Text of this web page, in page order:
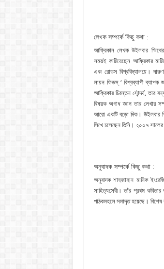
লেখক সম্পর্কে কিছু কথা :
আফ্রিকান লেখকউইলবার স্মিথের
সময়ই কাটিয়েছেন আফ্রিকার
এবং রােডস বিশ্ববিদ্যালয়ে।
লায়ন ফিডস্ ‘ বিশ্বব্যাপী
আফ্রিকার চিরন্তন সৌন্দর্য, তার
বিষয়ক অগাধ জ্ঞান তার লেখার
আরাে একটি বড়াে দিক। উইলবার
লিখে চলেছেন তিনি। ২০০৭ সালের
অনুবাদক সম্পর্কে কিছু কথা :
অনুবাদক শাহজাহান মানিক
সাহিত্যসেবী। তাঁর প্রথম
পাঠকমহলে সমাদৃত হয়েছে। বিশেষ